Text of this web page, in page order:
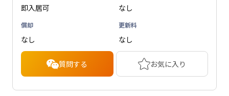
即入居可 なし
償却
なし
更新料
なし
質問する お気に入り